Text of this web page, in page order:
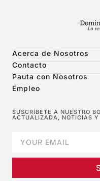
Acerca de Nosotros
Contacto
Pauta con Nosotros
Empleo
SUSCRÍBETE A NUESTRO
ACTUALIZADA, NOTICIAS Y